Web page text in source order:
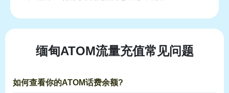
缅甸ATOM流量充值常见问题
如何查看你的ATOM话费余额?